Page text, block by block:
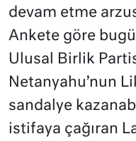
devam etme
Ankete göre
Ulusal Birlik
Netanyahu’nun
sandalye
istifaya çağıran